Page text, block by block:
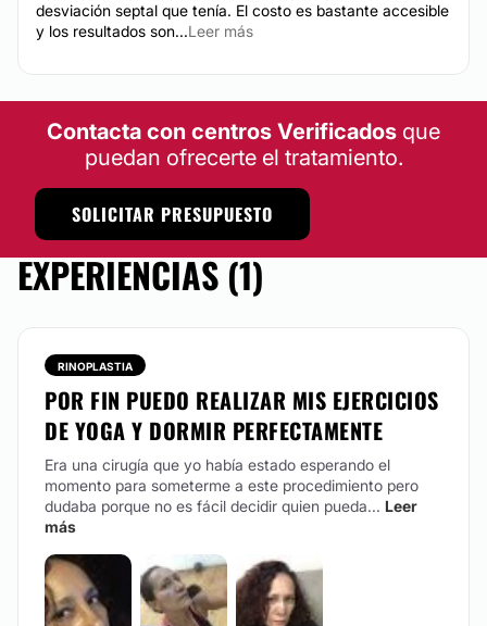
desviación septal que tenía. El costo es bastante accesible
y los resultados son...Leer más
Contacta con centros Verificados que
puedan ofrecerte el tratamiento.
SOLICITAR PRESUPUESTO
EXPERIENCIAS (1)
RINOPLASTIA
POR FIN PUEDO REALIZAR MIS EJERCICIOS
DE YOGA Y DORMIR PERFECTAMENTE
Era una cirugía que yo había estado esperando el
momento para someterme a este procedimiento pero
dudaba porque no es fácil decidir quien pueda... Leer
más